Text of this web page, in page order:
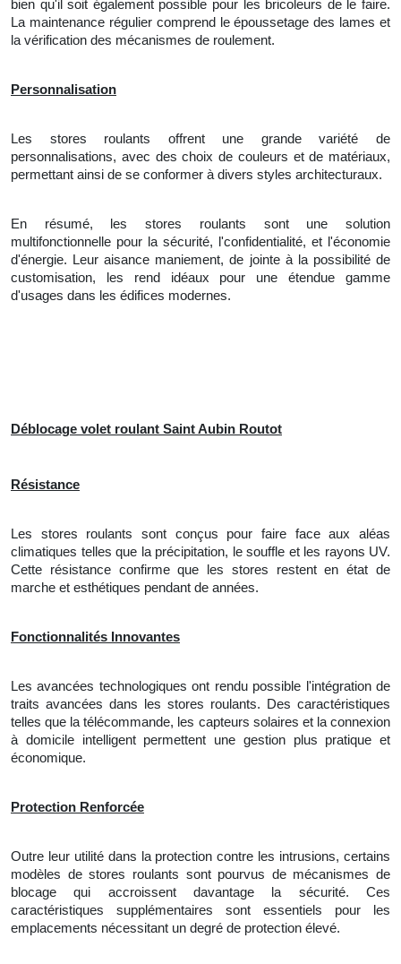
bien qu'il soit également possible pour les bricoleurs de le faire.
La maintenance régulier comprend le époussetage des lames et
la vérification des mécanismes de roulement.
Personnalisation
Les stores roulants offrent une grande variété de
personnalisations, avec des choix de couleurs et de matériaux,
permettant ainsi de se conformer à divers styles architecturaux.
En résumé, les stores roulants sont une solution
multifonctionnelle pour la sécurité, l'confidentialité, et l'économie
d'énergie. Leur aisance maniement, de jointe à la possibilité de
customisation, les rend idéaux pour une étendue gamme
d'usages dans les édifices modernes.
Déblocage volet roulant Saint Aubin Routot
Résistance
Les stores roulants sont conçus pour faire face aux aléas
climatiques telles que la précipitation, le souffle et les rayons UV.
Cette résistance confirme que les stores restent en état de
marche et esthétiques pendant de années.
Fonctionnalités Innovantes
Les avancées technologiques ont rendu possible l'intégration de
traits avancées dans les stores roulants. Des caractéristiques
telles que la télécommande, les capteurs solaires et laconnexion
à domicile intelligent permettent une gestion plus pratique et
économique.
Protection Renforcée
Outre leur utilité dans la protection contre les intrusions, certains
modèles de stores roulants sont pourvus de mécanismes de
blocage qui accroissent davantage la sécurité. Ces
caractéristiques supplémentaires sont essentiels pour les
emplacements nécessitant un degré de protection élevé.